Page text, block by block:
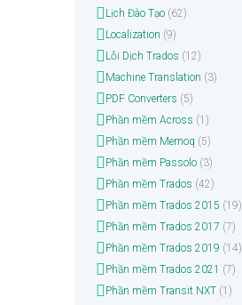
Lịch Đào Tạo(62)
Localization (9)
Lỗi Dịch Trados (12)
Machine Translation (3)
PDF Converters (5)
Phần mềm Across (1)
Phần mềm Memoq (5)
Phần mềm Passolo(3)
Phần mềm Trados (42)
Phần mềm Trados 2015 (19)
Phần mềm Trados 2017 (7)
Phần mềm Trados 2019 (14)
Phần mềm Trados 2021 (7)
Phần mềm Transit NXT(1)